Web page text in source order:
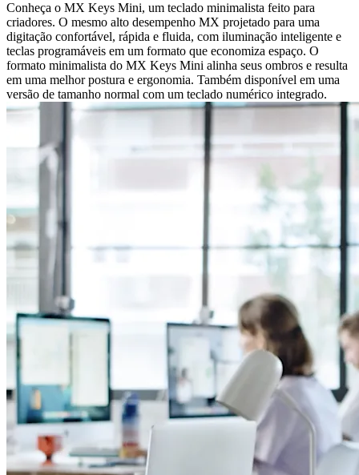
Conheça o MX Keys Mini, um teclado minimalista feito para
criadores. O mesmo alto desempenho MX projetado para uma
digitação confortável, rápida e fluida, com iluminação inteligente e
teclas programáveis em um formato que economiza espaço. O
formato minimalista do MX Keys Mini alinha seus ombros e resulta
em uma melhor postura e ergonomia. Também disponível em uma
versão de tamanho normal com um teclado numérico integrado.